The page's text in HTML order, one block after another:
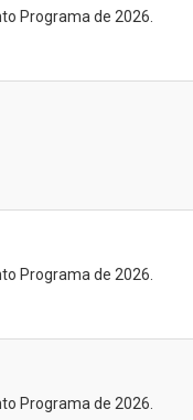
Programa de 2026.
Programa de 2026.
Programa de 2026.